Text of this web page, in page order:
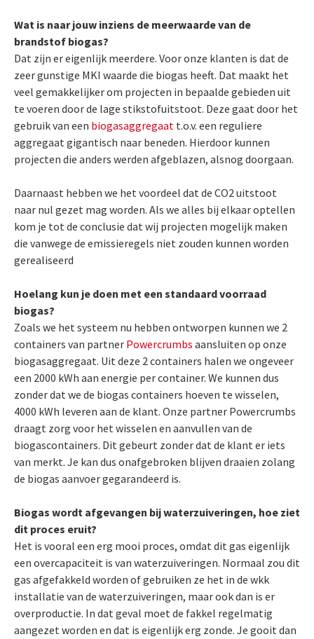
Wat is naar jouw inziens de meerwaarde van de
brandstof biogas?
Dat zijn er eigenlijk meerdere. Voor onze klanten is dat de
zeer gunstige MKI waarde die biogas heeft. Dat maakt het
veel gemakkelijker om projecten in bepaalde gebieden uit
te voeren door de lage stikstofuitstoot. Deze gaat door het
gebruik van een biogasaggregaat t.o.v. een reguliere
aggregaat gigantisch naar beneden. Hierdoor kunnen
projecten die anders werden afgeblazen, alsnog doorgaan.
Daarnaast hebben we het voordeel dat de CO2 uitstoot
naar nul gezet mag worden. Als we alles bij elkaar optellen
kom je tot de conclusie dat wij projecten mogelijk maken
die vanwege de emissieregels niet zouden kunnen worden
gerealiseerd
Hoelang kun je doen met een standaard voorraad
biogas?
Zoals we het systeem nu hebben ontworpen kunnen we 2
containers van partner Powercrumbs aansluiten op onze
biogasaggregaat. Uit deze 2 containers halen we ongeveer
een 2000 kWh aan energie per container. We kunnen dus
zonder dat we de biogas containers hoeven te wisselen,
4000 kWh leveren aan de klant. Onze partner Powercrumbs
draagt zorg voor het wisselen en aanvullen van de
biogascontainers. Dit gebeurt zonder dat de klant er iets
van merkt. Je kan dus onafgebroken blijven draaien zolang
de biogas aanvoer gegarandeerd is.
Biogas wordt afgevangen bij waterzuiveringen, hoe ziet
dit proces eruit?
Het is vooral een erg mooi proces, omdat dit gas eigenlijk
een overcapaciteit is van waterzuiveringen. Normaal zou dit
gas afgefakkeld worden of gebruiken ze het in de wkk
installatie van de waterzuiveringen, maar ook dan is er
overproductie. In dat geval moet de fakkel regelmatig
aangezet worden en dat is eigenlijk erg zonde. Je gooit dan